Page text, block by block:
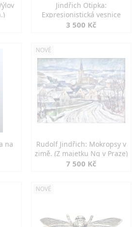
Jindřich Otipka:
Expresionistická vesnice
3 500 Kč
na
NOVÉ
Rudolf Jindřich: Mokropsy v
zimě. (Z majetku Ng v Praze)
7 500 Kč
NOVÉ